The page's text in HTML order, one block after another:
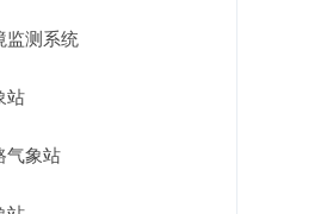
监测系统
站
气象站